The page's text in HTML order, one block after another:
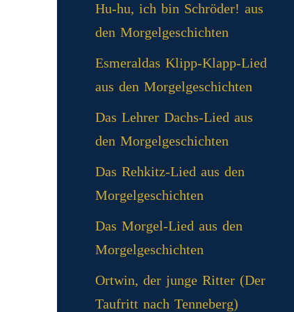
Hu-hu, ich bin Schröder! aus
den Morgelgeschichten
Esmeraldas Klipp‑Klapp‑Lied
aus den Morgelgeschichten
Das Lehrer Dachs-Lied aus
den Morgelgeschichten
Das Rehkitz-Lied aus den
Morgelgeschichten
Das Morgel-Lied aus den
Morgelgeschichten
Ortwin, der junge Ritter (Der
Taufritt nach Tenneberg)